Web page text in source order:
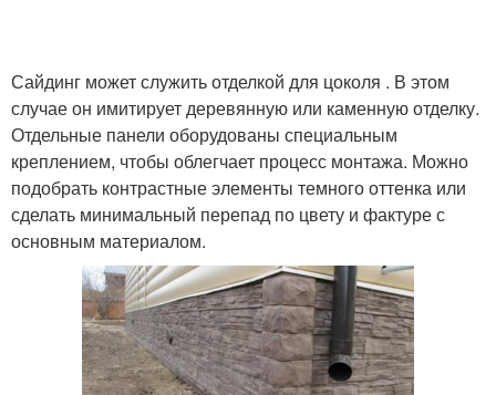
Сайдинг может служить отделкой для цоколя . В этом
случае он имитирует деревянную или каменную отделку.
Отдельные панели оборудованы специальным
креплением, чтобы облегчает процесс монтажа. Можно
подобрать контрастные элементы темного оттенка или
сделать минимальный перепад по цвету и фактуре с
основным материалом.